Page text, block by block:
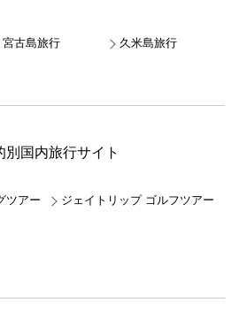
宮古島旅行 久米島旅行
別国内旅行サイト
ツアー ジェイトリップ ゴルフツアー